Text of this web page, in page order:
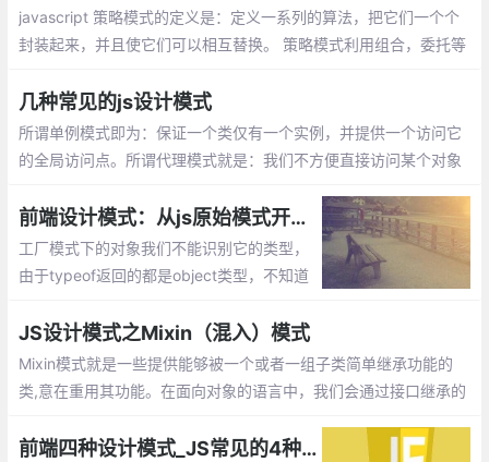
javascript 策略模式的定义是：定义一系列的算法，把它们一个个
封装起来，并且使它们可以相互替换。 策略模式利用组合，委托等
闭原则，使代码更容易理解和扩展， 策略模式中的代码可以复用。
几种常见的js设计模式
所谓单例模式即为：保证一个类仅有一个实例，并提供一个访问它
的全局访问点。所谓代理模式就是：我们不方便直接访问某个对象
我们实际上访问的是代理对象。
前端设计模式：从js原始模式开始，去理解Js工厂模式和构造函数模式
工厂模式下的对象我们不能识别它的类型，
由于typeof返回的都是object类型，不知道
创建一个独立的person的对象，会造成代码
臃肿的情况。
JS设计模式之Mixin（混入）模式
Mixin模式就是一些提供能够被一个或者一组子类简单继承功能的
类,意在重用其功能。在面向对象的语言中，我们会通过接口继承的
前端四种设计模式_JS常见的4种模式